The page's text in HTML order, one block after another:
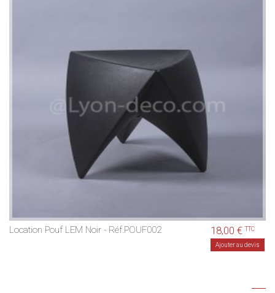
Location Pouf LEM Noir - Réf.POUF002 18,00 € TTC
Ajouter au devis